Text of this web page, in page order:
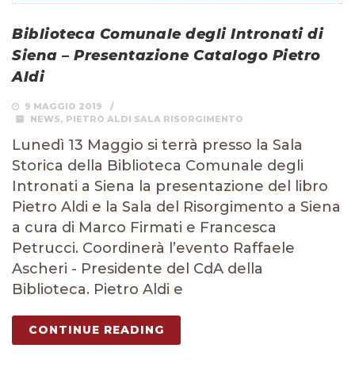
Biblioteca Comunale degli Intronati di
Siena – Presentazione Catalogo Pietro
Aldi
9 MAGGIO 2019
NEWS, PIETRO ALDI SALA RISORGIMENTO
Lunedì 13 Maggio si terrà presso la Sala
Storica della Biblioteca Comunale degli
Intronati a Siena la presentazione del libro
Pietro Aldi e la Sala del Risorgimento a Siena
a cura di Marco Firmati e Francesca
Petrucci. Coordinerà l’evento Raffaele
Ascheri - Presidente del CdA della
Biblioteca. Pietro Aldi e
CONTINUE READING